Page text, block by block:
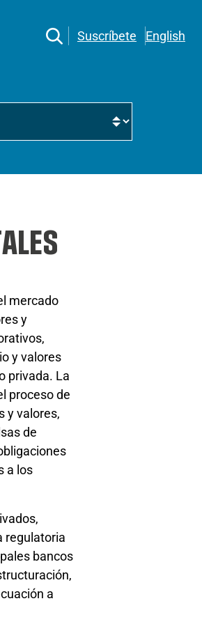
Suscríbete English
mercado
y
y valores
privada. La
proceso de
y valores,
de
a los
regulatoria
bancos
a